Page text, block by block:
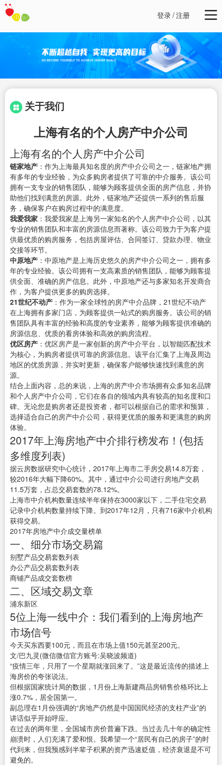
登录/注册
关于我们
上海有名的个人房产中介公司
上海有名的个人房产中介公司
链家地产 ：作为上海最具知名度的房产中介公司之一，链家地产拥
有多年的专业经验，为众多购房者提供了可靠的中介服务。该公司
拥有一支专业的销售团队，能够为顾客提供全面的房产信息，并协
助他们找到满意的房源。此外，链家地产还提供一系列的售后服
务，确保客户在购房过程中的满意度。
我爱我家 ：我爱我家是上海另一家知名的个人房产中介公司，以其
专业的销售团队和丰富的房源信息而著称。该公司致力于为客户提
供最优质的购房服务，包括房屋评估、合同签订、贷款办理、物业
交接等环节。
中原地产 ：中原地产是上海历史悠久的房产中介公司之一，拥有多
年的专业经验。该公司拥有一支高素质的销售团队，能够为顾客提
供全面、准确的房产信息。此外，中原地产还与多家知名开发商合
作，为客户提供更多的购房选择。
21世纪不动产 ：作为一家全球性的房产中介品牌，21世纪不动产
在上海拥有多家门店，为顾客提供一站式的购房服务。该公司的销
售团队具有丰富的经验和高度的专业素养，能够为顾客提供准确的
房源信息、优质的看房体验和高效的购房流程。
优区房产 ：优区房产是一家创新的房产中介平台，以智能匹配技术
为核心，为购房者提供可靠的房源信息。该平台汇集了上海及周边
地区的优质房源，并实时更新，确保客户能够快速找到满意的房
源。
结合上面内容，总的来说，上海的房产中介市场拥有众多知名品牌
和个人房产中介公司，它们在各自的领域内具有较高的知名度和口
碑。无论您是购房者还是投资者，都可以根据自己的需求和预算，
选择适合自己的房产中介公司，获得更优质的服务和更满意的购房
体验。
2017年上海房地产中介排行榜发布！(包括
多维度列表)
据云房数据研究中心统计，2017年上海市二手房交易14.8万套，
较2016年大幅下降60%。其中，通过中介公司进行房地产交易
11.5万套，占总交易套数的78.12%。
上海市中介机构数量连续半年保持在3000家以下，二手住宅交易
记录中介机构数量持续下降。到2017年12月，只有716家中介机构
获得交易。
2017年房地产中介成交量榜单
一、细分市场交易篇
别墅产品交易套数列表
办公产品交易套数列表
商铺产品成交套数榜
二、区域交易文章
浦东新区
5位上海一线中介：我们看到的上海房地产
市场信号
今天买东西要100元，而且在市场上值150元甚至200元。
文/巴九灵(微信微信官方账号:吴晓波频道)
“疫情三年，只用了一个星期就涨回来了。”这是最近流传的描述上
海房价的夸张说法。
但根据国家统计局的数据，1月份上海新建商品房销售价格环比上
涨0.7%，居全国第一。
副总理在1月份强调的“房地产仍然是中国国民经济的支柱产业”的
讲话似乎开始呼应。
在过去的两年里，全国城市房价普遍下跌。当过去几十年的确定性
崩溃时，人们充满了爱和恨。我希望一个“居民有自己的房子”的时
代到来，但我预感到半辈子积累的资产迅速贬值，经济衰退是不可
避免的。